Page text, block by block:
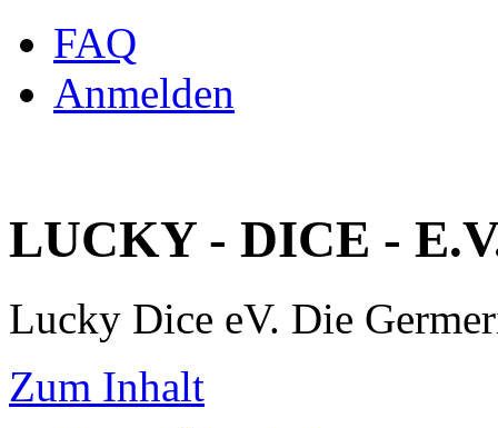
FAQ
Anmelden
LUCKY - DICE -
Lucky Dice eV. Die
Zum Inhalt